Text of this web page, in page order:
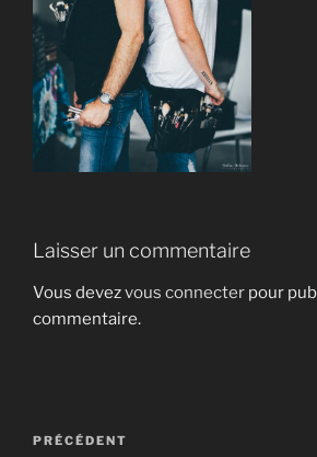
Laisser un commentaire
Vous devezvous connecter pour
commentaire.
Navigation
Article
PRÉCÉDENT